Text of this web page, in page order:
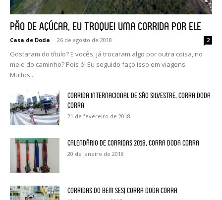
Pão de Açúcar, eu troquei uma corrida por ele
Casa de Doda - 26 de agosto de 2018 2
Gostaram do título? E vocês, já trocaram algo por outra coisa, no
meio do caminho? Pois é! Eu seguido faço isso em viagens.
Muitos...
Corrida Internacional de São Silvestre, Corra Doda
Corra
21 de fevereiro de 2018
Calendário de Corridas 2018, Corra Doda Corra
20 de janeiro de 2018
Corridas do Bem Sesi, Corra Doda Corra